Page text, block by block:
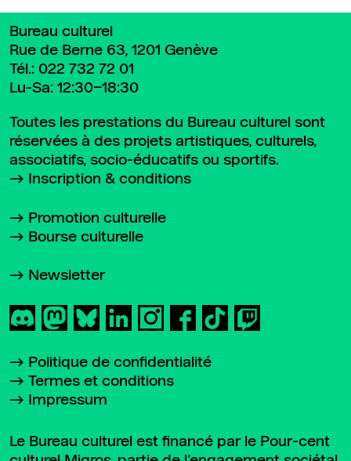
Bureau culturel
Rue de Berne 63, 1201 Genève
Tél.: 022 732 72 01
Lu-Sa: 12:30–18:30
Toutes les prestations du Bureau culturel sont
réservées à des projets artistiques, culturels,
associatifs, socio-éducatifs ou sportifs.
Inscription & conditions
Promotion culturelle
Bourse culturelle
Newsletter
Politique de confidentialité
Termes et conditions
Impressum
Le Bureau culturel est financé par le Pour-cent